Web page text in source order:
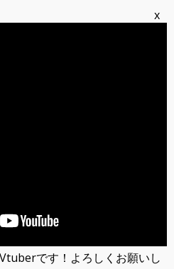
x
です！よろしくお願いし